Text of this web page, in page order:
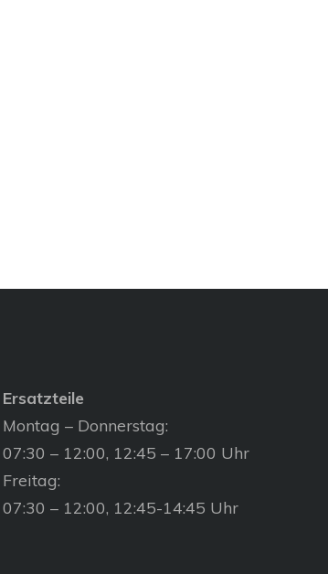
Ersatzteile
Montag – Donnerstag:
07:30 – 12:00, 12:45 – 17:00 Uhr
Freitag:
07:30 – 12:00, 12:45-14:45 Uhr